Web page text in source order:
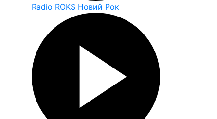
Radio ROKS Новий Рок